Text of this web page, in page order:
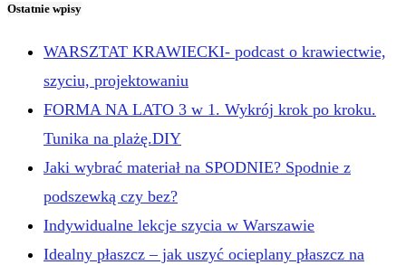
Ostatnie wpisy
WARSZTAT KRAWIECKI- podcast o krawiectwie,
szyciu, projektowaniu
FORMA NA LATO 3 w 1. Wykrój krok po kroku.
Tunika na plażę.DIY
Jaki wybrać materiał na SPODNIE? Spodnie z
podszewką czy bez?
Indywidualne lekcje szycia w Warszawie
Idealny płaszcz – jak uszyć ocieplany płaszcz na